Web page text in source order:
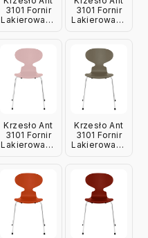
3101 Fornir
Lakierowany
3101 Fornir
Lakierowany
Krzesło Ant
3101 Fornir
Lakierowany
Krzesło Ant
3101 Fornir
Lakierowany